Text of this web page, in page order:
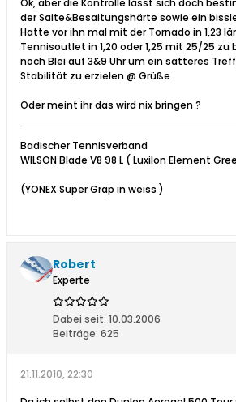
Ok, aber die Kontrolle lässt sich doch
der Saite&Besaitungshärte sowie ein
Hatte vor ihn mal mit der Tornado in 1,23
Tennisoutlet in 1,20 oder 1,25 mit 25/25
noch Blei auf 3&9 Uhr um ein satteres
Stabilität zu erzielen @ Grüße
Oder meint ihr das wird nix bringen ?
Badischer Tennisverband
WILSON Blade V8 98 L ( Luxilon Element
(YONEX Super Grap in weiss )
Robert
Experte
Dabei seit: 10.03.2006
Beiträge: 625
21.11.2010, 22:30